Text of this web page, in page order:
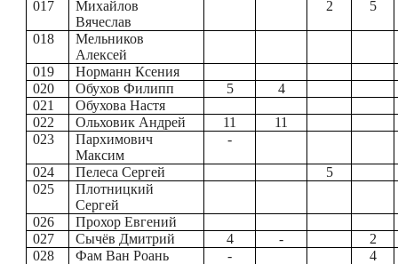
017
Михайлов
Вячеслав
2 5
018
Мельников
Алексей
019
Норманн Ксения
020
Обухов Филипп 5
4
021
Обухова Настя
022
Ольховик Андрей 11
11
023
Пархимович
Максим
-
024 Пелеса Сергей
5
025
Плотницкий
Сергей
026
Прохор Евгений
027
Сычёв Дмитрий 4 -
2
028
Фам Ван Роань -
4